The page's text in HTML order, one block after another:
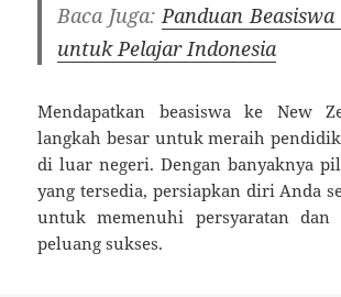
Baca Juga:Panduan
untuk Pelajar Indonesia
Mendapatkan beasiswa ke New
langkah besar untuk meraih
di luar negeri. Dengan banyaknya
yang tersedia, persiapkan diri Anda
untuk memenuhi persyaratan dan
peluang sukses.